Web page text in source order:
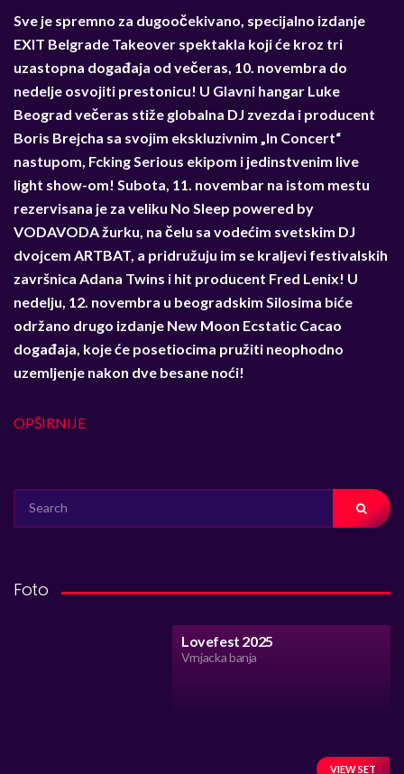
Sve je spremno za dugoočekivano, specijalno izdanje
EXIT Belgrade Takeover spektakla koji će kroz tri
uzastopna događaja od večeras, 10. novembra do
nedelje osvojiti prestonicu! U Glavni hangar Luke
Beograd večeras stiže globalna DJ zvezda i producent
Boris Brejcha sa svojim ekskluzivnim „In Concert“
nastupom, Fcking Serious ekipom i jedinstvenim live
light show-om! Subota, 11. novembar na istom mestu
rezervisana je za veliku No Sleep powered by
VODAVODA žurku, na čelu sa vodećim svetskim DJ
dvojcem ARTBAT, a pridružuju im se kraljevi festivalskih
završnica Adana Twins i hit producent Fred Lenix! U
nedelju, 12. novembra u beogradskim Silosima biće
održano drugo izdanje New Moon Ecstatic Cacao
događaja, koje će posetiocima pružiti neophodno
uzemljenje nakon dve besane noći!
OPŠIRNIJE
FOR:
Foto
Lovefest 2025
Vrnjacka banja
VIEW SET